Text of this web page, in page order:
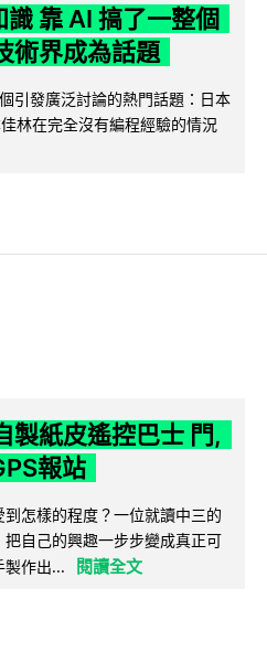
識 靠 AI 搞了一整個
術界成為話題
引發廣泛討論的熱門話題：日本
林在完全沒有編程經驗的情況
製紙皮遙控巴士 門,
報站
怎樣的程度？一位就讀中三的
自己的興趣一步步變成真正可
製作出...
閱讀全文